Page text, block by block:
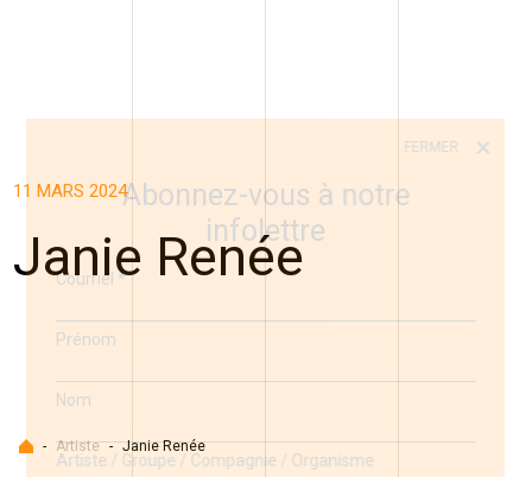
11 MARS 2024
Janie Renée
Accueil
- Artiste - Janie Renée
FERMER
Abonnez-vous à notre
infolettre
Courriel *
Prénom
Nom
Artiste / Groupe / Compagnie / Organisme